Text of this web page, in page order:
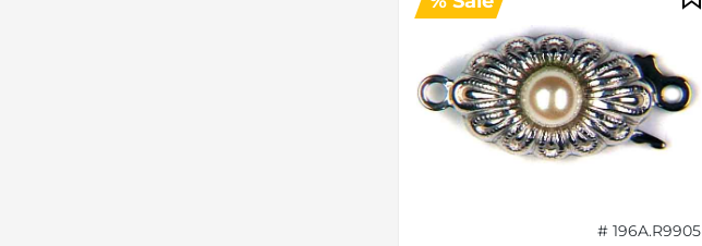
# 196A.R9905